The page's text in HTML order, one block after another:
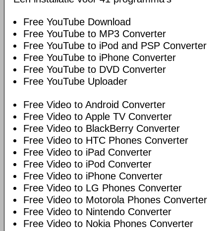
Free YouTube Download
Free YouTube to MP3 Converter
Free YouTube to iPod and PSP Converter
Free YouTube to iPhone Converter
Free YouTube to DVD Converter
Free YouTube Uploader
Free Video to Android Converter
Free Video to Apple TV Converter
Free Video to BlackBerry Converter
Free Video to HTC Phones Converter
Free Video to iPad Converter
Free Video to iPod Converter
Free Video to iPhone Converter
Free Video to LG Phones Converter
Free Video to Motorola Phones Converter
Free Video to Nintendo Converter
Free Video to Nokia Phones Converter